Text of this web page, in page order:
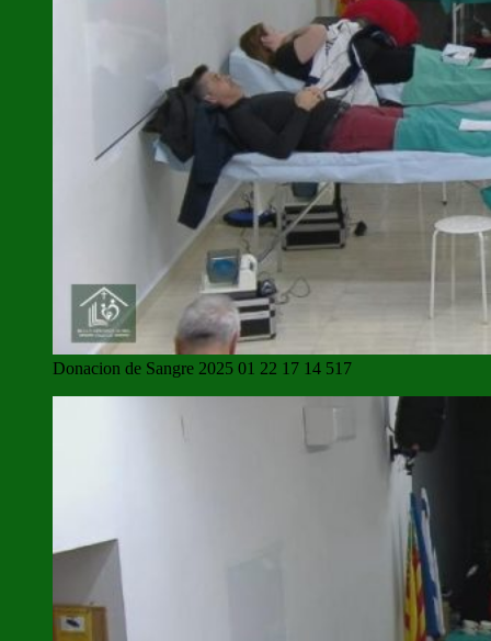
Donacion de Sangre 2025 01 22 17 14 517